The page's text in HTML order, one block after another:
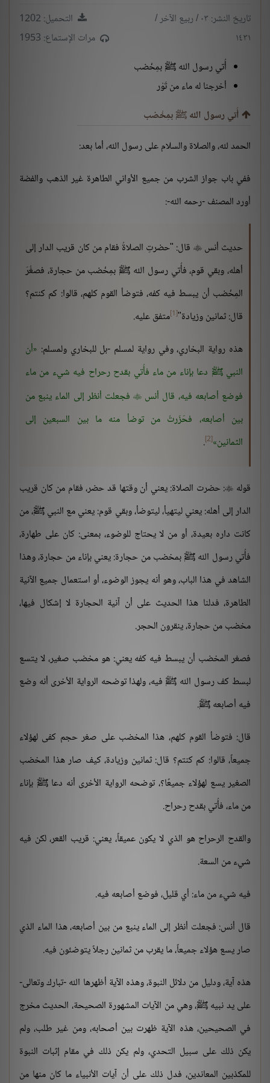
تاريخ النشر: ٠٣ / ربيع الآخر /
١٤٣١
التحميل: 1202
مرات الإستماع: 1953
أُتي رسول الله ﷺ بمِخْضب
أخرجنا له ماء من تَوْر
أُتي رسول الله ﷺ بمِخْضب
الحمد لله، والصلاة والسلام على رسول الله، أما بعد:
ففي باب جواز الشرب من جميع الأواني الطاهرة غير الذهب والفضة
أورد المصنف -رحمه الله-:
حديث أنس قال: "حضرتِ الصلاةُ فقام من كان قريب الدار إلى
أهله، وبقي قوم، فأُتي رسول الله ﷺ بمِخْضب من حجارة، فصغُرَ
المِخْضب أن يبسط فيه كفه، فتوضأ القوم كلهم، قالوا: كم كنتم؟
قال: ثمانين وزيادة"[1] متفق عليه.
هذه رواية البخاري، وفي رواية لمسلم -بل للبخاري ولمسلم: أن
النبي ﷺ دعا بإناء من ماء فأُتي بقدح رحراح فيه شيء من ماء
فوضع أصابعه فيه، قال أنس فجعلت أنظر إلى الماء ينبع من
بين أصابعه، فحَزَرتُ من توضأ منه ما بين السبعين إلى
الثمانين [2]
.
قوله : حضرت الصلاة: يعني أن وقتها قد حضر، فقام من كان قريب
الدار إلى أهله: يعني ليتهيأ، ليتوضأ، وبقي قوم: يعني مع النبي ﷺ، من
كانت داره بعيدة، أو من لا يحتاج للوضوء، بمعنى: كان على طهارة،
فأُتي رسول الله ﷺ بمخضب من حجارة: يعني بإناء من حجارة، وهذا
الشاهد في هذا الباب، وهو أنه يجوز الوضوء، أو استعمال جميع الآنية
الطاهرة، فدلنا هذا الحديث على أن آنية الحجارة لا إشكال فيها،
مخضب من حجارة، ينقرون الحجر.
فصغر المخضب أن يبسط فيه كفه يعني: هو مخضب صغير، لا يتسع
لبسط كف رسول الله ﷺ فيه، ولهذا توضحه الرواية الأخرى أنه وضع
فيه أصابعه ﷺ.
قال: فتوضأ القوم كلهم، هذا المخضب على صغر حجم كفى لهؤلاء
جميعاً، قالوا: كم كنتم؟ قال: ثمانين وزيادة، كيف صار هذا المخضب
الصغير يسع لهؤلاء جميعًا؟، توضحه الرواية الأخرى أنه دعا ﷺ بإناء
من ماء، فأُتي بقدح رحراح.
والقدح الرحراح هو الذي لا يكون عميقاً، يعني: قريب القعر، لكن فيه
شيء من السعة.
فيه شيء من ماء: أي قليل، فوضع أصابعه فيه.
قال أنس: فجعلت أنظر إلى الماء ينبع من بين أصابعه، هذا الماء الذي
صار يسع هؤلاء جميعاً، ما يقرب من ثمانين رجلاً يتوضئون فيه.
هذه آية، ودليل من دلائل النبوة، وهذه الآية أظهرها الله -تبارك وتعالى-
على يد نبيه ﷺ، وهي من الآيات المشهورة الصحيحة، الحديث مخرج
في الصحيحين، هذه الآية ظهرت بين أصحابه، ومن غير طلب، ولم
يكن ذلك على سبيل التحدي، ولم يكن ذلك في مقام إثبات النبوة
للمكذبين المعاندين، فدل ذلك على أن آيات الأنبياء ما كان منها من